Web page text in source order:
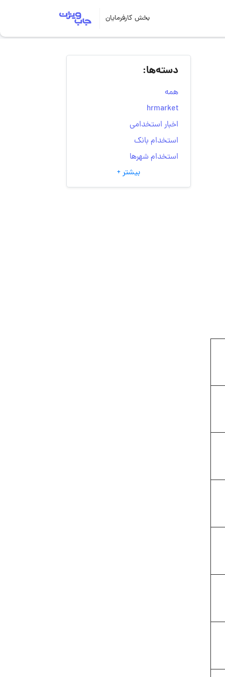
بخش کارفرمایان
دسته‌ها:
همه
hrmarket
اخبار استخدامی
استخدام بانک
استخدام شهرها
انتخاب مسیر شغلی
به‌روزرسانی‌های سایت
بیشتر +